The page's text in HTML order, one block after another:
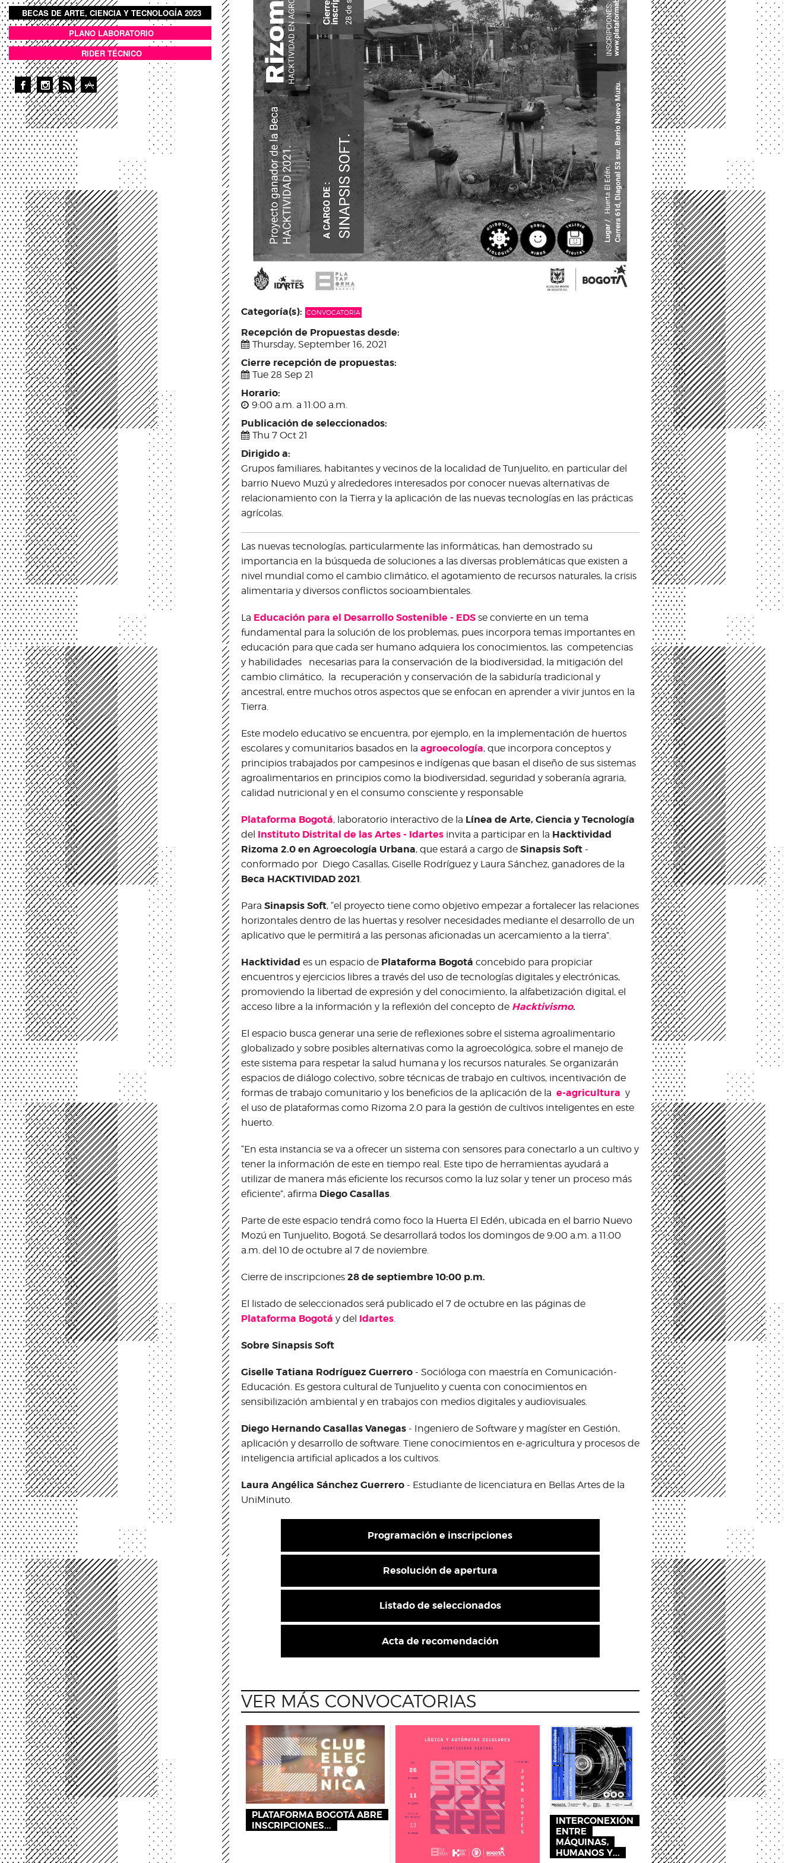
BOTON DOMO LLENO
BECAS DE ARTE, CIENCIA Y TECNOLOGÍA 2023
ANEXOSPLANO LABORATORIO
RIDER TÉCNICO
Categoría(s): CONVOCATORIA
Recepción de Propuestas desde:
Thursday, September 16, 2021
Cierre recepción de propuestas:
Tue 28 Sep 21
Horario:
9:00 a.m. a 11:00 a.m.
Publicación de seleccionados:
Thu 7 Oct 21
Dirigido a:
Grupos familiares, habitantes y vecinos de la localidad de Tunjuelito, en particular del
barrio Nuevo Muzú y alrededores interesados por conocer nuevas alternativas de
relacionamiento con la Tierra y la aplicación de las nuevas tecnologías en las prácticas
agrícolas.
Las nuevas tecnologías, particularmente las informáticas, han demostrado su
importancia en la búsqueda de soluciones a las diversas problemáticas que existen a
nivel mundial como el cambio climático, el agotamiento de recursos naturales, la crisis
alimentaria y diversos conflictos socioambientales.
La Educación para el Desarrollo Sostenible - EDSse convierte en un tema
fundamental para la solución de los problemas, pues incorpora temas importantes en
educación para que cada ser humano adquiera los conocimientos, las competencias
y habilidades necesarias para la conservación de la biodiversidad, la mitigación del
cambio climático, la recuperación y conservación de la sabiduría tradicional y
ancestral, entre muchos otros aspectos que se enfocan en aprender a vivir juntos en la
Tierra.
Este modelo educativo se encuentra, por ejemplo, en la implementación de huertos
escolares y comunitarios basados en la agroecología, que incorpora conceptos y
principios trabajados por campesinos e indígenas que basan el diseño de sus sistemas
agroalimentarios en principios como la biodiversidad, seguridad y soberanía agraria,
calidad nutricional y en el consumo consciente y responsable
Plataforma Bogotá, laboratorio interactivo de la Línea de Arte, Ciencia y Tecnología
del Instituto Distrital de las Artes - Idartesinvita a participar en la Hacktividad
Rizoma 2.0 en Agroecología Urbana, que estará a cargo de Sinapsis Soft-
conformado por Diego Casallas, Giselle Rodríguez y Laura Sánchez, ganadores de la
Beca HACKTIVIDAD 2021.
Para Sinapsis Soft, “el proyecto tiene como objetivo empezar a fortalecer las relaciones
horizontales dentro de las huertas y resolver necesidades mediante el desarrollo de un
aplicativo que le permitirá a las personas aficionadas un acercamiento a la tierra”.
Hacktividad es un espacio de Plataforma Bogotá concebido para propiciar
encuentros y ejercicios libres a través del uso de tecnologías digitales y electrónicas,
promoviendo la libertad de expresión y del conocimiento, la alfabetización digital, el
acceso libre a la información y la reflexión del concepto de Hacktivismo.
El espacio busca generar una serie de reflexiones sobre el sistema agroalimentario
globalizado y sobre posibles alternativas como la agroecológica, sobre el manejo de
este sistema para respetar la salud humana y los recursos naturales. Se organizarán
espacios de diálogo colectivo, sobre técnicas de trabajo en cultivos, incentivación de
formas de trabajo comunitario y los beneficios de la aplicación de la e-agricultura y
el uso de plataformas como Rizoma 2.0 para la gestión de cultivos inteligentes en este
huerto.
“En esta instancia se va a ofrecer un sistema con sensores para conectarlo a un cultivo y
tener la información de este en tiempo real. Este tipo de herramientas ayudará a
utilizar de manera más eficiente los recursos como la luz solar y tener un proceso más
eficiente”, afirma Diego Casallas.
Parte de este espacio tendrá como foco la Huerta El Edén, ubicada en el barrio Nuevo
Mozú en Tunjuelito, Bogotá. Se desarrollará todos los domingos de 9:00 a.m. a 11:00
a.m. del 10 de octubre al 7 de noviembre.
Cierre de inscripciones 28 de septiembre 10:00 p.m.
El listado de seleccionados será publicado el 7 de octubre en las páginas de
Plataforma Bogotá y del Idartes.
Sobre Sinapsis Soft
Giselle Tatiana Rodríguez Guerrero- Socióloga con maestría en Comunicación-
Educación. Es gestora cultural de Tunjuelito y cuenta con conocimientos en
sensibilización ambiental y en trabajos con medios digitales y audiovisuales.
Diego Hernando Casallas Vanegas- Ingeniero de Software y magíster en Gestión,
aplicación y desarrollo de software. Tiene conocimientos en e-agricultura y procesos de
inteligencia artificial aplicados a los cultivos.
Laura Angélica Sánchez Guerrero- Estudiante de licenciatura en Bellas Artes de la
UniMinuto.
Programación e inscripciones
Resolución de apertura
Listado de seleccionados
Acta de recomendación
VER MÁS CONVOCATORIAS
PLATAFORMA BOGOTÁ ABRE
INSCRIPCIONES...
INTERCONEXIÓN
ENTRE
MÁQUINAS,
HUMANOS Y...